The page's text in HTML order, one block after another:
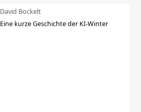
David Bockelt
Eine kurze Geschichte der KI-Winter